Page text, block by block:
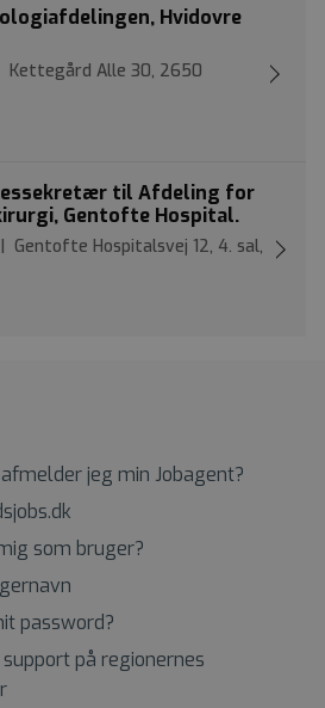
Hvidovre
Kettegård Alle 30, 2650
til Afdeling for
Gentofte Hospital.
Hospitalsvej 12, 4. sal,
jeg min Jobagent?
som bruger?
password?
på regionernes